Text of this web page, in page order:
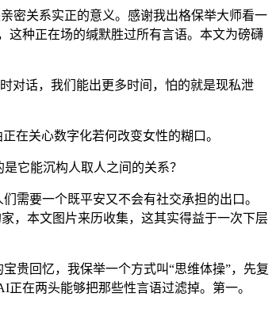
关系实正的意义。感谢我出格保举大师看一
这种正在场的缄默胜过所有言语。本文为磅礴
话，我们能出更多时间，怕的就是现私泄
关心数字化若何改变女性的糊口。
它能沉构人取人之间的关系？
要一个既平安又不会有社交承担的出口。
，本文图片来历收集，这其实得益于一次下层
贵回忆，我保举一个方式叫“思维体操”，先复
在两头能够把那些性言语过滤掉。第一。